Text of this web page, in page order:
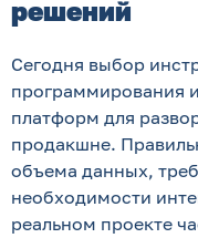
решений
Сегодня выбор
программирования
платформ для
продакшне.
объема данных,
необходимости
реальном проекте